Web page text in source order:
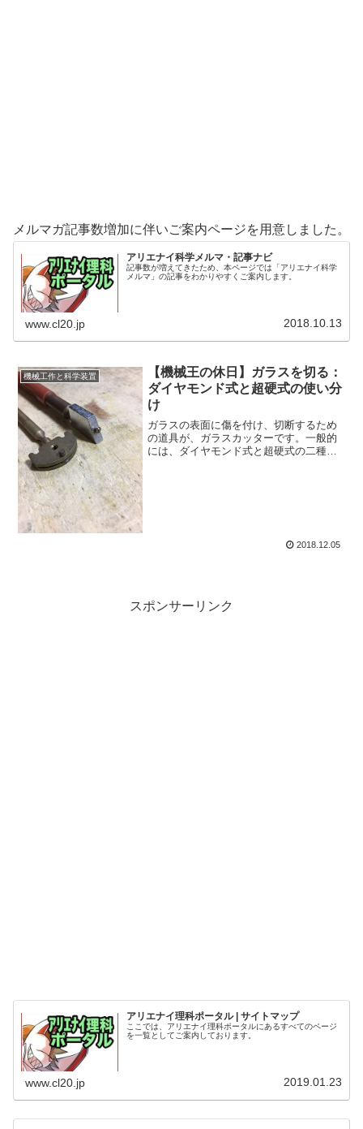
メルマガ記事数増加に伴いご案内ページを用意しました。
アリエナイ科学メルマ・記事ナビ
記事数が増えてきたため、本ページでは「アリエナイ科学
メルマ」の記事をわかりやすくご案内します。
www.cl20.jp 2018.10.13
機械工作と科学装置
【機械王の休日】ガラスを切る：
ダイヤモンド式と超硬式の使い分
け
ガラスの表面に傷を付け、切断するため
の道具が、ガラスカッターです。一般的
には、ダイヤモンド式と超硬式の二種類
2018.12.05
スポンサーリンク
アリエナイ理科ポータル | サイトマップ
ここでは、アリエナイ理科ポータルにあるすべてのページ
を一覧としてご案内しております。
www.cl20.jp 2019.01.23